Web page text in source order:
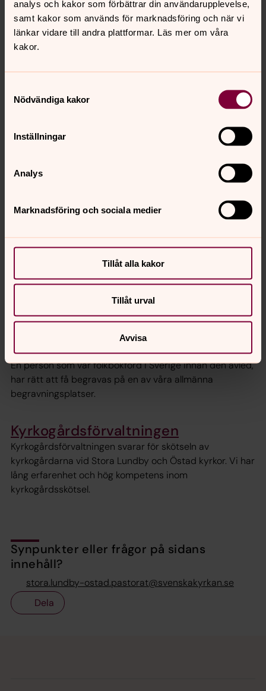
analys och kakor som förbättrar din användarupplevelse,
samt kakor som används för marknadsföring och när vi
länkar vidare till andra plattformar. Läs mer om våra
kakor.
Nödvändiga kakor
Inställningar
Analys
Marknadsföring och sociala medier
Tillåt alla kakor
Tillåt urval
Avvisa
443 42 Gråbo
Postadress:
storalundbyostad.kyrkogard@svenskakyrkan.se
Telefon:
Kyrkogårdsförvaltningens sidor
Att ansvara för en grav
En person som var folkbokförd i Sverige innan den avled,
har rätt att få begravas på en av våra allmänna
begravningsplatser.
Kyrkogårdsförvaltningen
Kyrkogårdsförvaltningen svarar för skötseln av
kyrkogårdarna vid Stora Lundby och Östad kyrkor. Vi har
lång erfarenhet och hög kompetens inom
kyrkogårdsskötsel.
Synpunkter eller frågor på sidans
innehåll?
stora.lundby-ostad.pastorat@svenskakyrkan.se
Dela